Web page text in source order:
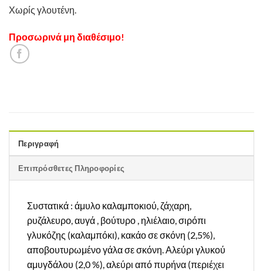
Χωρίς γλουτένη.
Προσωρινά μη διαθέσιμο!
Περιγραφή
Επιπρόσθετες Πληροφορίες
Συστατικά : άμυλο καλαμποκιού, ζάχαρη,
ρυζάλευρο, αυγά , βούτυρο , ηλιέλαιο, σιρόπι
γλυκόζης (καλαμπόκι), κακάο σε σκόνη (2,5%),
αποβουτυρωμένο γάλα σε σκόνη. Αλεύρι γλυκού
αμυγδάλου (2,0 %), αλεύρι από πυρήνα (περιέχει